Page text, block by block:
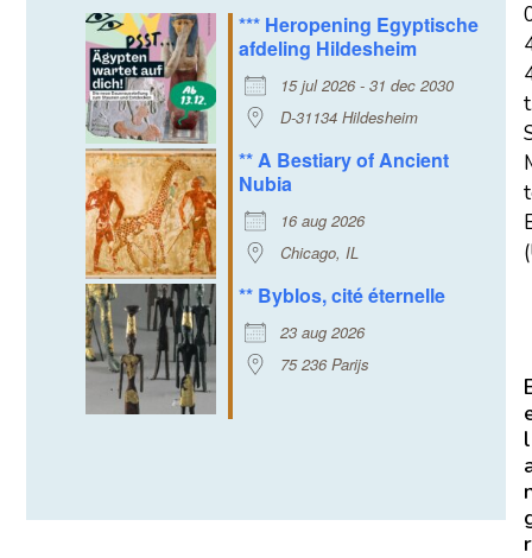
*** Heropening Egyptische
afdeling Hildesheim
15 jul 2026 - 31 dec 2030
D-31134 Hildesheim
** A Bestiary of Ancient
Nubia
16 aug 2026
Chicago, IL
** Byblos, cité éternelle
23 aug 2026
75 236 Parijs
l
r